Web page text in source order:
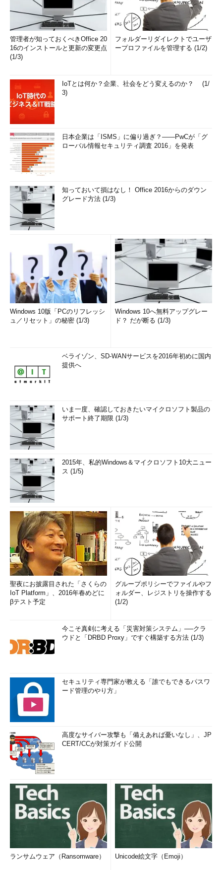
TensorFlowはグーグルが開発したニューラルネットワーク
（Deep Learning）用エンジンです。活用するには、TensorFlow
を使った計算の流れを表すグラフを定義し、それから計算を実行
する流れになります。実行時にCPUで動かすかGPUで動かすかを
選択できます。あらかじめネットワーク構造がコンパイルされて
から動くので高速です。
Pythonで使えるDeep Learning用のライブラリは、他にもいろ
た。理由としては、汎用性が高いことと、ドキュメント、特に実
例が充実していることが挙げられます。実際TensorFlowの公式
ドキュメントには、画像認識やword2vecなどの典型的な例が、
アルゴリズムの詳細とともに解説されています。
次回以降で具体的な使用例を
以上、普段筆者が仕事で使っているライブラリを紹介してきま
した。今回は全体を概観するという意図で表面だけをなぞりまし
たが、次回以降で具体的な使用例とともに詳細を解説していきま
す。
管理者が知っておくべきOffice 20
16のインストールと更新の変更点
(1/3)
フォルダーリダイレクトでユーザ
ープロファイルを管理する (1/2)
IoTとは何か？企業、社会をどう変えるのか？ (1/
3)
日本企業は「ISMS」に偏り過ぎ？――PwCが「グ
ローバル情報セキュリティ調査 2016」を発表
知っておいて損はなし！ Office 2016からのダウン
グレード方法 (1/3)
Windows 10版「PCのリフレッシ
ュ／リセット」の秘密 (1/3)
Windows 10へ無料アップグレー
ド？ だが断る (1/3)
ベライゾン、SD-WANサービスを2016年初めに国内
提供へ
いま一度、確認しておきたいマイクロソフト製品の
サポート終了期限 (1/3)
2015年、私的Windows＆マイクロソフト10大ニュー
ス (1/5)
聖夜にお披露目された「さくらの
IoT Platform」、2016年春めどに
βテスト予定
グループポリシーでファイルやフ
ォルダー、レジストリを操作する
(1/2)
今こそ真剣に考える「災害対策システム」──クラ
ウドと「DRBD Proxy」ですぐ構築する方法 (1/3)
セキュリティ専門家が教える「誰でもできるパスワ
ード管理のやり方」
高度なサイバー攻撃も「備えあれば憂いなし」、JP
CERT/CCが対策ガイド公開
ランサムウェア（Ransomware） Unicode絵文字（Emoji）